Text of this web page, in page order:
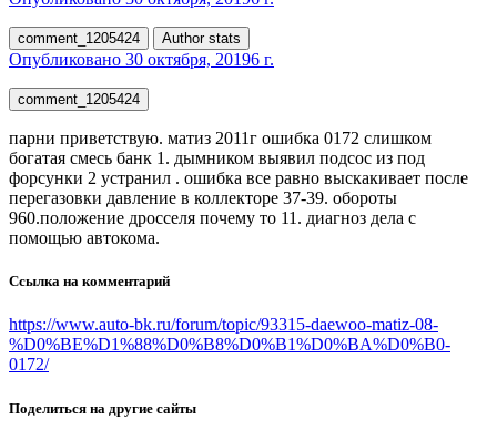
comment_1205424 Author stats
Опубликовано 30 октября, 20196 г.
comment_1205424
парни приветствую. матиз 2011г ошибка 0172 слишком
богатая смесь банк 1. дымником выявил подсос из под
форсунки 2 устранил . ошибка все равно выскакивает после
перегазовки давление в коллекторе 37-39. обороты
960.положение дросселя почему то 11. диагноз дела с
помощью автокома.
Ссылка на комментарий
https://www.auto-bk.ru/forum/topic/93315-daewoo-matiz-08-
%D0%BE%D1%88%D0%B8%D0%B1%D0%BA%D0%B0-
0172/
Поделиться на другие сайты